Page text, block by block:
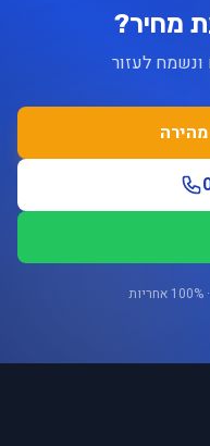
מחיר?
ונשמח לעזור